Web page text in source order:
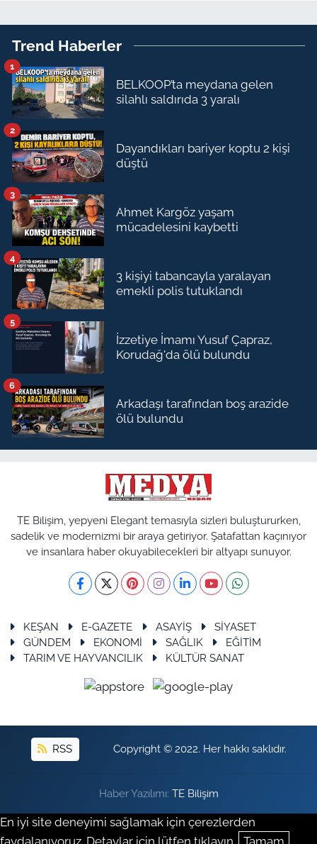
Trend Haberler
BELKOOP’ta meydana gelen
silahlı saldırıda 3 yaralı
1
Dayandıkları bariyer koptu 2 kişi
düştü
2
Ahmet Kargöz yaşam
mücadelesini kaybetti
3
3 kişiyi tabancayla yaralayan
emekli polis tutuklandı
4
İzzetiye İmamı Yusuf Çapraz,
Korudağ'da ölü bulundu
5
Arkadaşı tarafından boş arazide
ölü bulundu
6
TE Bilişim, yepyeni Elegant temasıyla sizleri buluştururken,
sadelik ve modernizmi bir araya getiriyor. Şatafattan kaçınıyor
ve insanlara haber okuyabilecekleri bir altyapı sunuyor.
KEŞAN E-GAZETE ASAYİŞ
SİYASET
GÜNDEM
EKONOMİ SAĞLIK
EĞİTİM
TARIM VE HAYVANCILIK
KÜLTÜR SANAT
RSS Copyright © 2022. Her hakkı saklıdır.
Haber Yazılımı: TE Bilişim
En iyi site deneyimi sağlamak için çerezlerden
faydalanıyoruz. Detaylar için lütfen tıklayın.
Tamam